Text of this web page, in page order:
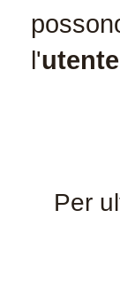
l'
Per